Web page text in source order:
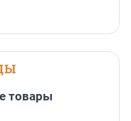
товары